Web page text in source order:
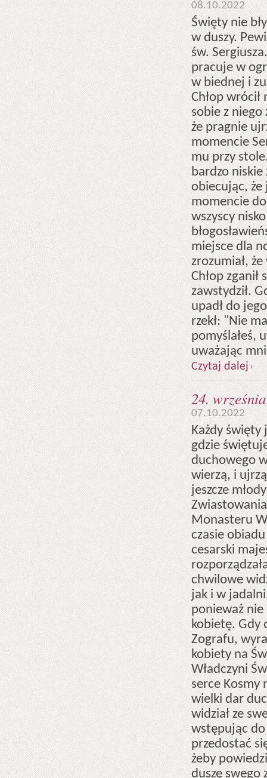
08.10.2022
Święty nie
w duszy.
św.
pracuje w
w biednej i
Chłop
sobie z
że pragnie
momencie
mu przy
bardzo niskie
obiecując, że
momencie
wszyscy
miejsce dla
zrozumiał,
Chłop
zawstydził.
upadł do
rzekł: "Nie
pomyślałeś,
uważając
Czytaj dalej
24.
07.10.2022
Każdy święty
gdzie
duchowego
wierzą, i
jeszcze
Monasteru
czasie
cesarski
chwilowe
jak i w
ponieważ nie
kobietę. Gdy
Zografu,
kobiety na
Władczyni
serce Kosmy
wielki dar
widział ze
wstępując do
przedostać
żeby
duszę swego